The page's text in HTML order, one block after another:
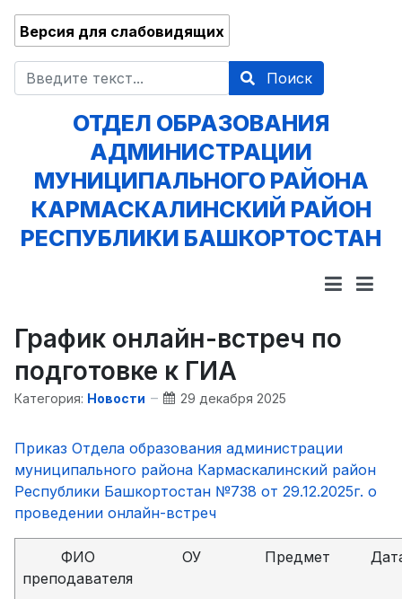
Версия для слабовидящих
Поиск Поиск
ОТДЕЛ ОБРАЗОВАНИЯ
АДМИНИСТРАЦИИ
МУНИЦИПАЛЬНОГО РАЙОНА
КАРМАСКАЛИНСКИЙ РАЙОН
РЕСПУБЛИКИ БАШКОРТОСТАН
График онлайн-встреч по
подготовке к ГИА
Категория: Новости 29 декабря 2025
Приказ Отдела образования администрации
муниципального района Кармаскалинский район
Республики Башкортостан №738 от 29.12.2025г. о
проведении онлайн-встреч
ФИО
преподавателя
ОУ Предмет